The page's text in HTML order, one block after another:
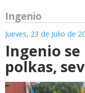
Ingenio
Jueves, 23 de Julio de
Ingenio
polkas,